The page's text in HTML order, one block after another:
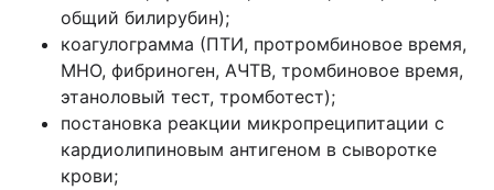
общий билирубин);
коагулограмма (ПТИ, протромбиновое время,
МНО, фибриноген, АЧТВ, тромбиновое время,
этаноловый тест, тромботест);
постановка реакции микропреципитации с
кардиолипиновым антигеном в сыворотке
крови;